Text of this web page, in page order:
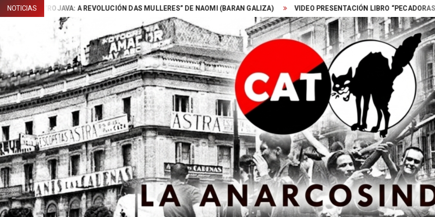
Skip
to
NOTICIAS
“ROJAVA: A REVOLUCIÓN DAS MULLERES” DE NAOMI (BARAN GALIZA) VIDEO PRESENTACIÓN LIBRO “PECADORAS” Ed
Search